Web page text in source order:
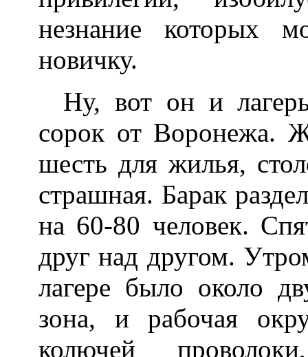
незнание которых
новичку.
Ну, вот он и
сорок от Воронежа.
шесть для жилья,
страшная. Барак
на 60-80 человек.
друг над другом.
лагере было около
зона, и рабочая
колючей